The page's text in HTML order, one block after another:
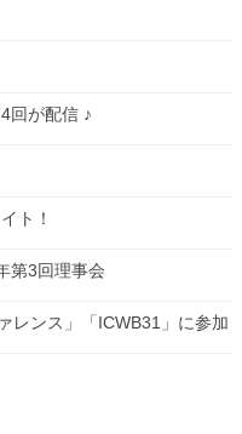
回が配信 ♪
ト！
第3回理事会
レンス」「ICWB31」に参加